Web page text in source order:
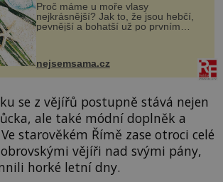
Proč máme u moře vlasy
nejkrásnější? Jak to, že jsou hebčí,
pevnější a bohatší už po prvním
vlasy. ...
nejsemsama.cz
se z vějířů postupně stává nejen
ale také módní doplněk a
starověkém Římě zase otroci celé
vějíři nad svými pány,
horké letní dny.